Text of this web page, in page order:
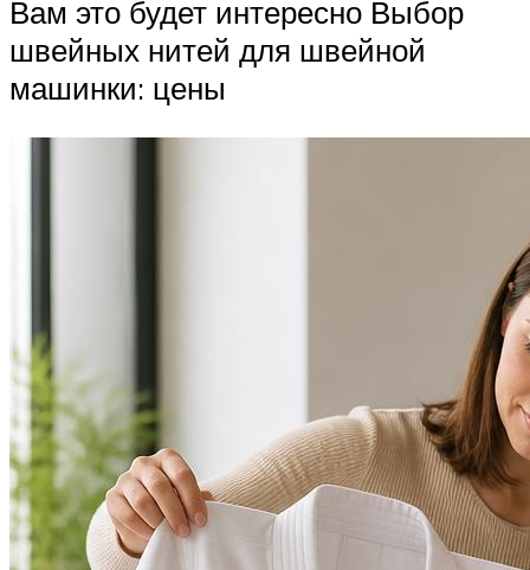
Вам это будет интересно Выбор
швейных нитей для швейной
машинки: цены